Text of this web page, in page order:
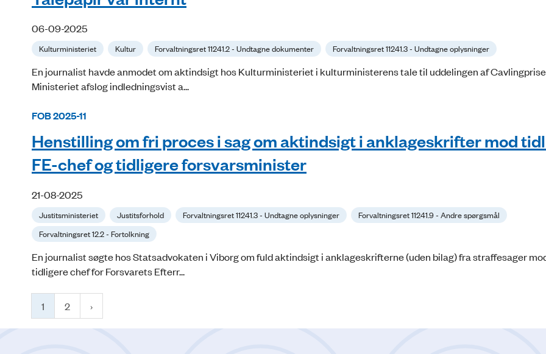
06-09-2025
Kulturministeriet Kultur Forvaltningsret 11241.2 - Undtagne dokumenter Forvaltningsret 11241.3 - Undtagne oplysninger
En journalist havde anmodet om aktindsigt hos Kulturministeriet i kulturministerens tale til uddelingen af
Ministeriet afslog indledningsvist a...
FOB 2025-11
Henstilling om fri proces i sag om aktindsigt i anklageskrifter mod
FE-chef og tidligere forsvarsminister
21-08-2025
Justitsministeriet Justitsforhold Forvaltningsret 11241.3 - Undtagne oplysninger
Forvaltningsret 11241.9 - Andre spørgsmål
Forvaltningsret 12.2 - Fortolkning
En journalist søgte hos Statsadvokaten i Viborg om fuld aktindsigt i anklageskrifterne (uden bilag) fra straffesager
tidligere chef for Forsvarets Efterr...
1 2